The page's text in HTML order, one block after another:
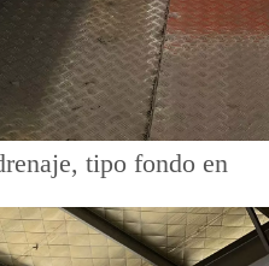
tipo fondo en